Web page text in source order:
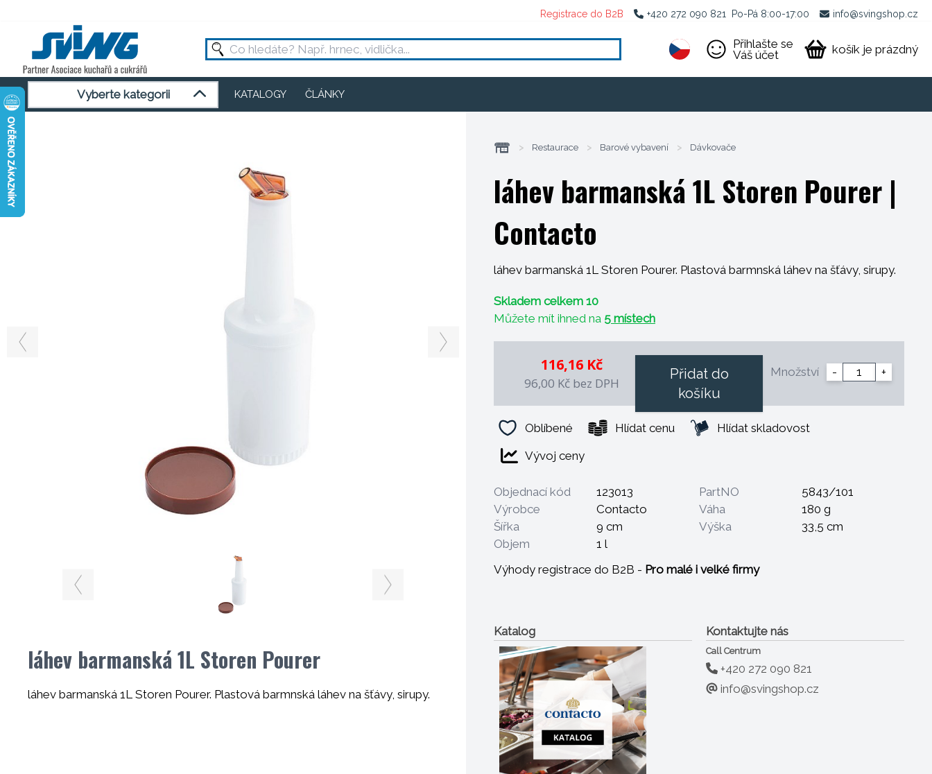
Registrace do B2B +420 272 090 821 Po-Pá 8:00-17:00 info@svingshop.cz
Přihlašte se
Váš účet
košík je prázdný
Vyberte kategorii KATALOGY ČLÁNKY
láhev barmanská 1L Storen Pourer
láhev barmanská 1L Storen Pourer. Plastová barmnská láhev na šťávy, sirupy.
> Restaurace > Barové vybavení > Dávkovače
láhev barmanská 1L Storen Pourer |
Contacto
láhev barmanská 1L Storen Pourer. Plastová barmnská láhev na šťávy, sirupy.
Skladem celkem 10
Můžete mít ihned na 5 místech
116,16 Kč
96,00 Kč bez DPH
Množství - +
Přidat do
košíku
Oblíbené Hlídat cenu
Hlídat skladovost
Vývoj ceny
Objednací kód 123013 PartNO
5843/101
Výrobce
Contacto Váha
180 g
Šířka
9 cm Výška
33,5 cm
Objem
1 l
Výhody registrace do B2B - Pro malé i velké firmy
Katalog Kontaktujte nás
Call Centrum
+420 272 090 821
info@svingshop.cz